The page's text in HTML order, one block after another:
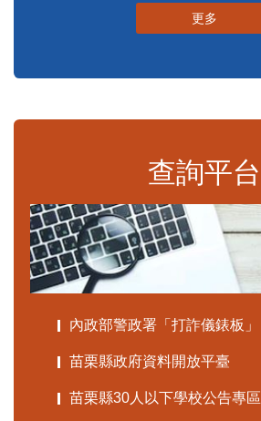
更多
查詢平台
內政部警政署「打詐儀錶板」
苗栗縣政府資料開放平臺
苗栗縣30人以下學校公告專區